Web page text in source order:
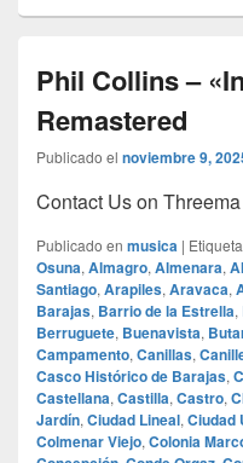
Phil Collins –
Remastered
Publicado el noviembre 9,
Contact Us on Threema
Publicado en musica |
Osuna, Almagro, Almenara,
Santiago, Arapiles, Aravaca,
Barajas, Barrio de la Estrella,
Berruguete, Buenavista,
Campamento, Canillas,
Casco Histórico de Barajas,
Castellana, Castilla, Castro,
Jardín, Ciudad Lineal, Ciudad
Colmenar Viejo, Colonia